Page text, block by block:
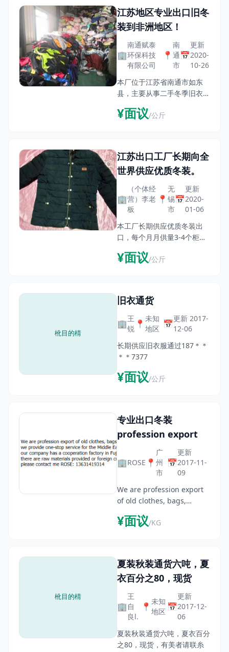
生产速度，欢迎全国各地原材
江苏地区专业出口旧冬
装到非洲地区！
🏢
南通赋泰
环保科技
有限公司
📍
南
通
市
📅
更新
2020-
10-26
本厂位于江苏省南通市如东
县，主要从事二手冬季旧衣服
分拣加工出口。本厂拥有正规
的生产车间，专业的采购人员
愿。本场提供七八成新 以上
的
¥面议/公斤
江苏出口工厂长期向全
世界供应优质冬装。
🏢
（个体经
营）李老
板
📍
无
锡
市
📅
更新
2020-
01-06
本工厂长期供应优质冬装出
口，每个月月供量3-4个柜，
我们有专业的采购人员从一线
城市购买原材料，确保我们的
包之前质检会进行质量检查，
¥面议/公斤
旧衣通货
🏢王
锐 📍 未知
地区 📅更新 2017-
12-06
长期供应旧衣服通过187＊＊
＊＊7377
¥面议/公斤
专业出口冬装
profession export
🏢ROSE 📍
广
州
市
📅
更新
2017-11-
09
We are profession export
of old clothes, bags,
mountaineering bags,
computer bags, sports
for the Middle East and
Southeast Asian cou
¥面议/KG
夏装秋装通货六吨，夏
衣百分之80，现货
🏢
王
自
良l.
📍 未知
地区 📅
更新
2017-12-
06
夏装秋装通货六吨，夏衣百分
之80，现货，有美者请联糸